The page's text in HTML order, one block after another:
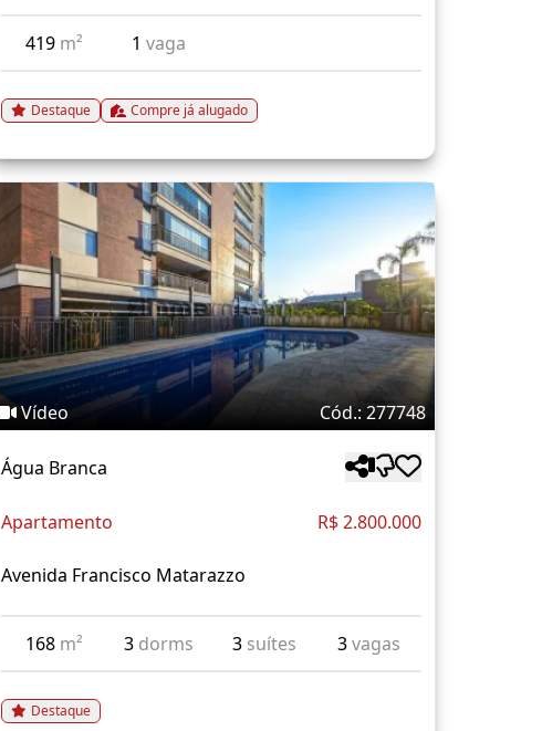
419 m² 1 vaga
Destaque Compre já alugado
Vídeo Cód.: 277748
Água Branca
Apartamento R$ 2.800.000
Avenida Francisco Matarazzo
168 m² 3 dorms 3 suítes 3vagas
Destaque